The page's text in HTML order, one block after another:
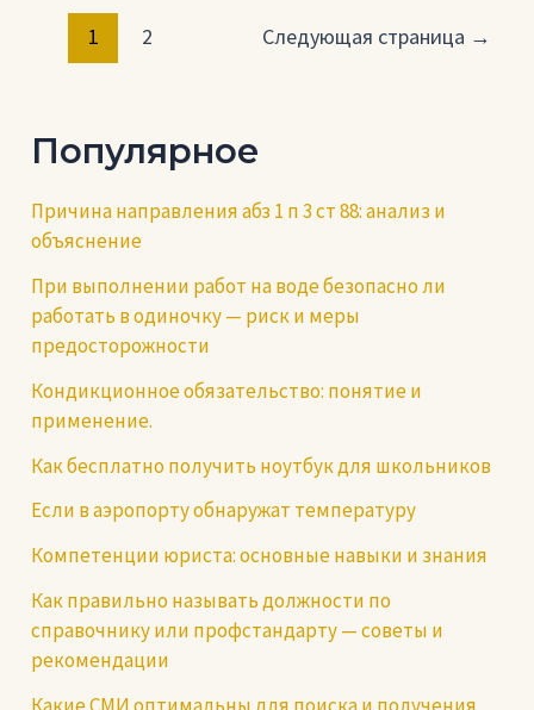
Постраничная
навигация
1 2 Следующая страница →
Популярное
Причина направления абз 1 п 3 ст 88: анализ и
объяснение
При выполнении работ на воде безопасно ли
работать в одиночку — риск и меры
предосторожности
Кондикционное обязательство: понятие и
применение.
Как бесплатно получить ноутбук для школьников
Если в аэропорту обнаружат температуру
Компетенции юриста: основные навыки и знания
Как правильно называть должности по
справочнику или профстандарту — советы и
рекомендации
Какие СМИ оптимальны для поиска и получения